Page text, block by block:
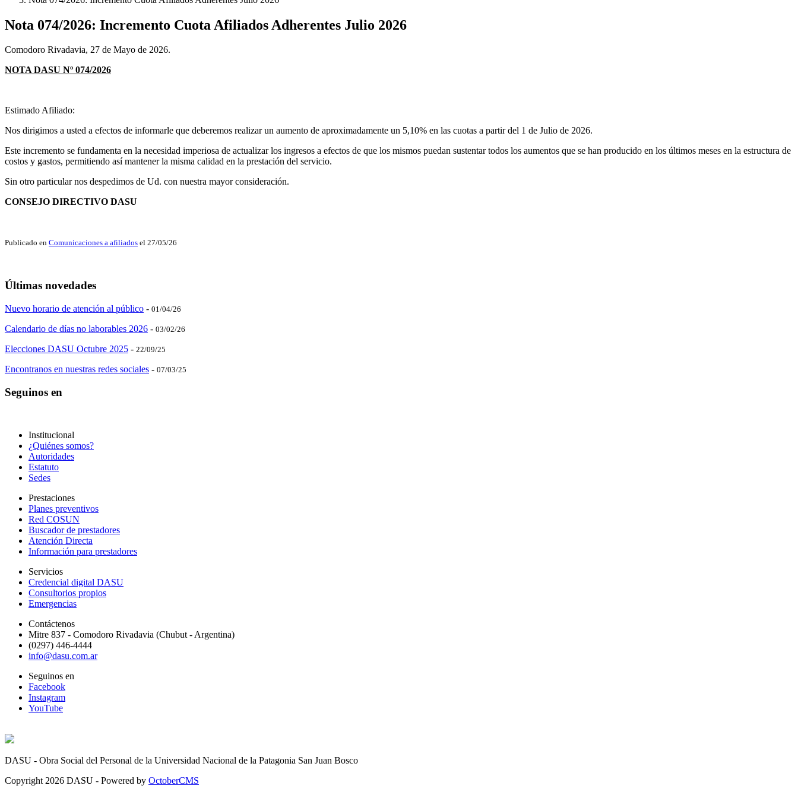
Nota 074/2026: Incremento Cuota Afiliados Adherentes Julio 2026
Comodoro Rivadavia, 27 de Mayo de 2026.
NOTA DASU Nº 074/2026
Estimado Afiliado:
Nos dirigimos a usted a efectos de informarle que deberemos realizar un aumento de aproximadamente un 5,10% en las cuotas a partir del 1 de Julio de 2026.
Este incremento se fundamenta en la necesidad imperiosa de actualizar los ingresos a efectos de que los mismos puedan sustentar todos los aumentos que se han producido en los últimos meses en la estructura de
costos y gastos, permitiendo así mantener la misma calidad en la prestación del servicio.
Sin otro particular nos despedimos de Ud. con nuestra mayor consideración.
CONSEJO DIRECTIVO DASU
Publicado en Comunicaciones a afiliados el 27/05/26
Últimas novedades
Nuevo horario de atención al público - 01/04/26
Calendario de días no laborables 2026 - 03/02/26
Elecciones DASU Octubre 2025 - 22/09/25
Encontranos en nuestras redes sociales - 07/03/25
Seguinos en
Institucional
¿Quiénes somos?
Autoridades
Estatuto
Sedes
Prestaciones
Planes preventivos
Red COSUN
Buscador de prestadores
Atención Directa
Información para prestadores
Servicios
Credencial digital DASU
Consultorios propios
Emergencias
Contáctenos
Mitre 837 - Comodoro Rivadavia (Chubut - Argentina)
(0297) 446-4444
info@dasu.com.ar
Seguinos en
Facebook
Instagram
YouTube
DASU - Obra Social del Personal de la Universidad Nacional de la Patagonia San Juan Bosco
Copyright 2026 DASU - Powered by OctoberCMS